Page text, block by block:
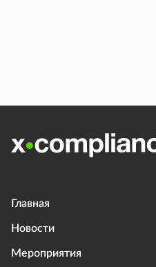
Главная
Новости
Мероприятия